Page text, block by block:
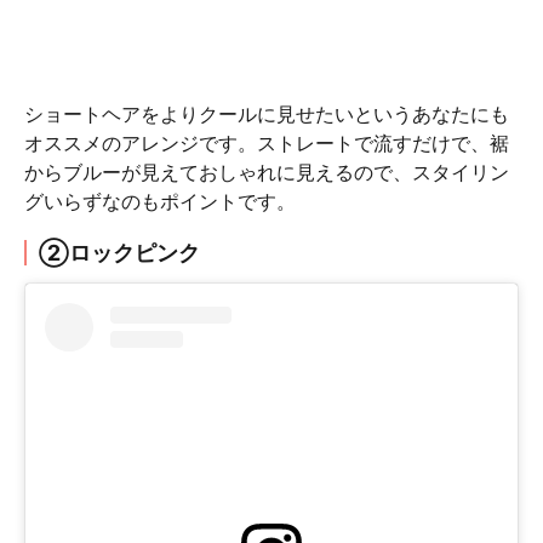
ショートヘアをよりクールに見せたいというあなたにも
オススメのアレンジです。ストレートで流すだけで、裾
からブルーが見えておしゃれに見えるので、スタイリン
グいらずなのもポイントです。
②ロックピンク